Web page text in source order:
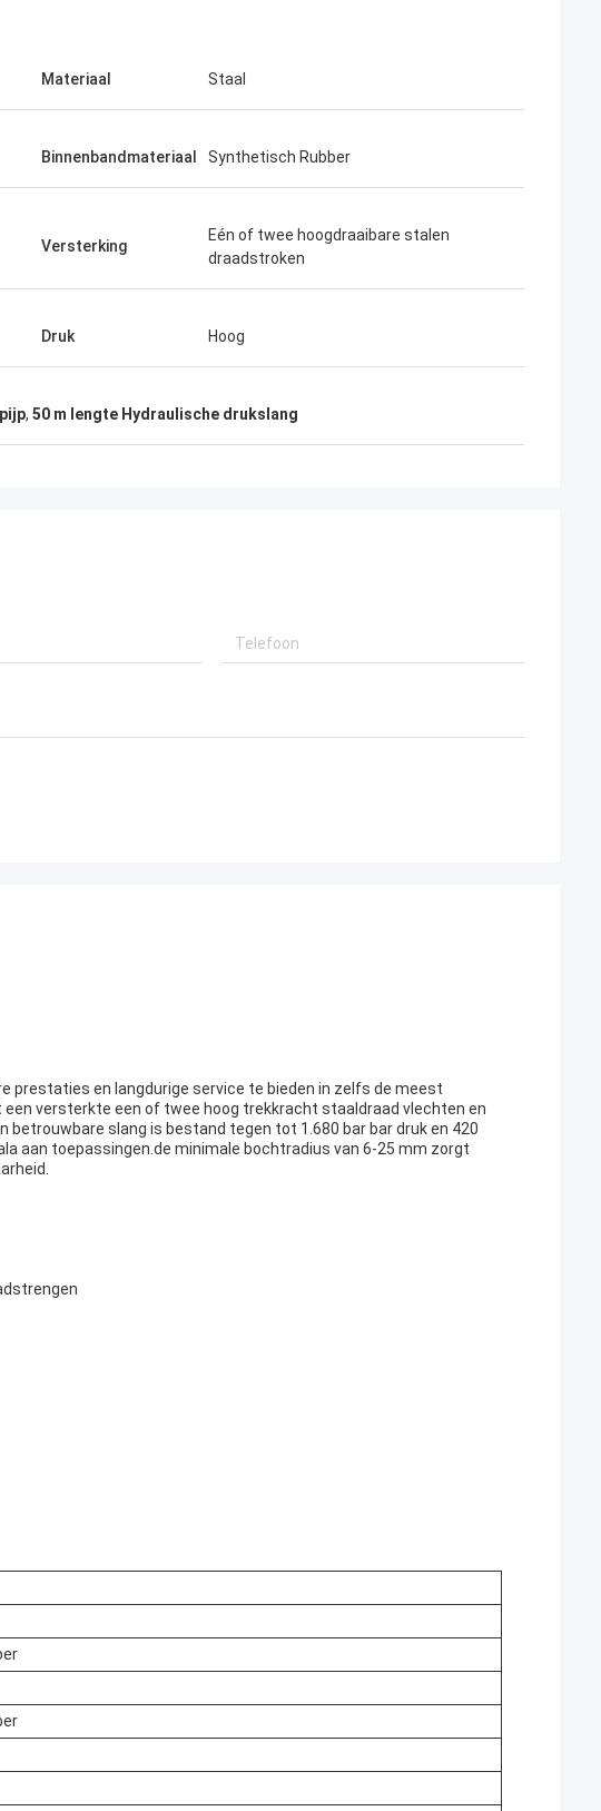
Materiaal Staal
Binnenbandmateriaal Synthetisch Rubber
Versterking
Eén of twee hoogdraaibare stalen
draadstroken
Druk Hoog
, 50 m lengte Hydraulische drukslang
prestaties en langdurige service te bieden in zelfs de meest
versterkte een of twee hoog trekkracht staaldraad vlechten en
betrouwbare slang is bestand tegen tot 1.680 bar bar druk en 420
aan toepassingen.de minimale bochtradius van 6-25 mm zorgt